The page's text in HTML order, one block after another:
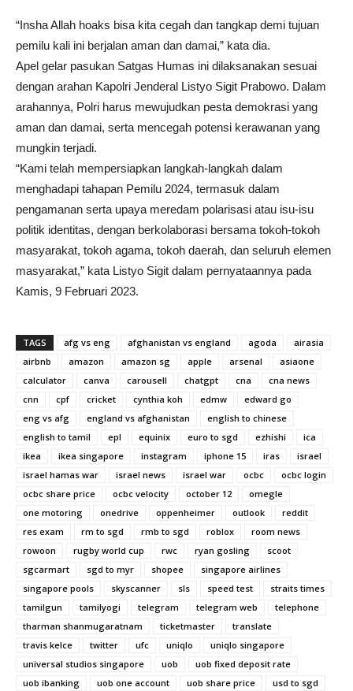
“Insha Allah hoaks bisa kita cegah dan tangkap demi tujuan
pemilu kali ini berjalan aman dan damai,” kata dia.
Apel gelar pasukan Satgas Humas ini dilaksanakan sesuai
dengan arahan Kapolri Jenderal Listyo Sigit Prabowo. Dalam
arahannya, Polri harus mewujudkan pesta demokrasi yang
aman dan damai, serta mencegah potensi kerawanan yang
mungkin terjadi.
“Kami telah mempersiapkan langkah-langkah dalam
menghadapi tahapan Pemilu 2024, termasuk dalam
pengamanan serta upaya meredam polarisasi atau isu-isu
politik identitas, dengan berkolaborasi bersama tokoh-tokoh
masyarakat, tokoh agama, tokoh daerah, dan seluruh elemen
masyarakat,” kata Listyo Sigit dalam pernyataannya pada
Kamis, 9 Februari 2023.
TAGS afg vs eng afghanistan vs england agoda
airasia
airbnb
amazon amazon sg apple arsenal
asiaone
calculator
canva carousell chatgpt cna
cna news
cnn
cpf cricket cynthia koh edmw
edward go
eng vs afg
england vs afghanistan
english to chinese
english to tamil
epl equinix euro to sgd ezhishi
ica
ikea
ikea singapore instagram iphone 15 iras
israel
israel hamas war
israel news israel war ocbc
ocbc login
ocbc share price
ocbc velocity october 12
omegle
one motoring
onedrive oppenheimer outlook
reddit
res exam
rm to sgd rmb to sgd roblox
room news
rowoon
rugby world cup rwc ryan gosling
scoot
sgcarmart
sgd to myr shopee
singapore airlines
singapore pools
skyscanner sls speed test
straits times
tamilgun
tamilyogi telegram telegram web
telephone
tharman shanmugaratnam
ticketmaster
translate
travis kelce
twitter ufc uniqlo
uniqlo singapore
universal studios singapore
uob
uob fixed deposit rate
uob ibanking
uob one account uob share price
usd to sgd